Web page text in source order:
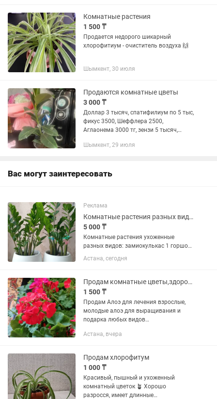
Комнатные растения
1 500 ₸
Продается недорого шикарный
хлорофитиум - очиститель воздуха 🙌
Шымкент, 30 июля
Продаются комнатные цветы
3 000 ₸
Доллар 3 тысяч, спатифилиум по 5 тыс,
фикус 3500, Шеффлера 2500,
Аглаонема 3000 тг, зензи 5 тысяч,
хлорафитум 3 тысяч
Шымкент, 29 июля
Вас могут заинтересовать
Реклама
Комнатные растения разных видов
5 000 ₸
Комнатные растения ухоженные
разных видов: замиокулькас 1 горшок
=12.000, если 2 горшка то 22.000,
фикусы: Фикус каучуконосный 20.000,
Фикус каучуконосный «Тинеке»...
Астана, сегодня
Продам комнатные цветы,здоровые
1 500 ₸
Продам Алоэ для лечения взрослые,
молодые алоэ для выращивания и
подарка любых видов
3000,фиалки по1500,герань
1500,многое другое большой...
Астана, вчера
Продам хлорофитум
1 000 ₸
Красивый, пышный и ухоженный
комнатный цветок 🪴 Хорошо
разросся, имеет длинные